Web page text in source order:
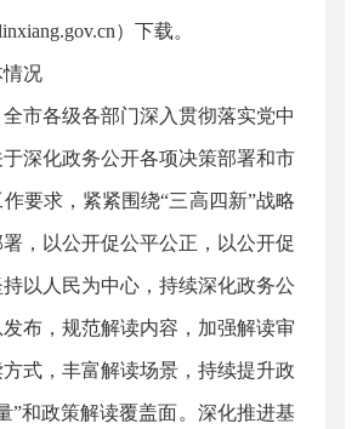
）下载。
况
各级各部门深入贯彻落实党中
深化政务公开各项决策部署和市
要求，紧紧围绕“三高四新”战略
，以公开促公平公正，以公开促
以人民为中心，持续深化政务公
布，规范解读内容，加强解读审
式，丰富解读场景，持续提升政
”和政策解读覆盖面。深化推进基